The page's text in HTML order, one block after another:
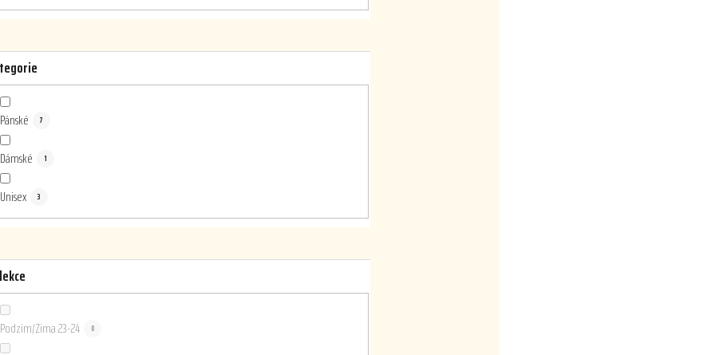
Pánské 7
Dámské 1
Unisex 3
Podzim/Zima 23-24 0